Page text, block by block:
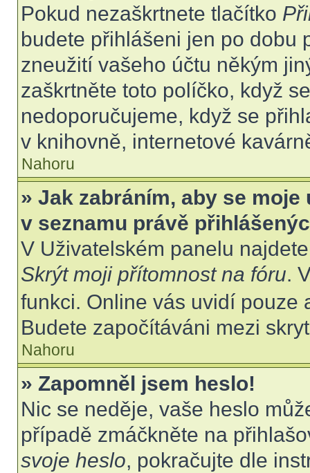
Pokud nezaškrtnete tlačítko
budete přihlášeni jen po dobu
zneužití vašeho účtu někým
zaškrtněte toto políčko, když
nedoporučujeme, když se
v knihovně, internetové
Nahoru
» Jak zabráním, aby se
v seznamu právě
V Uživatelském panelu
Skrýt moji přítomnost na fóru.
funkci. Online vás uvidí pouze
Budete započítáváni mezi
Nahoru
» Zapomněl jsem heslo!
Nic se neděje, vaše heslo
případě zmáčkněte na
svoje heslo, pokračujte dle